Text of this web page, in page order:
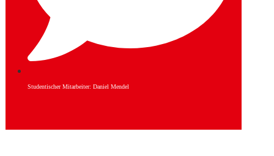
Studentischer Mitarbeiter: Daniel Mendel